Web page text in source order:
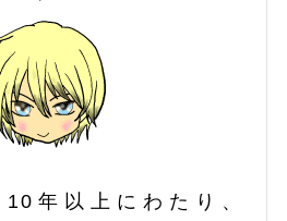
年以上にわたり、